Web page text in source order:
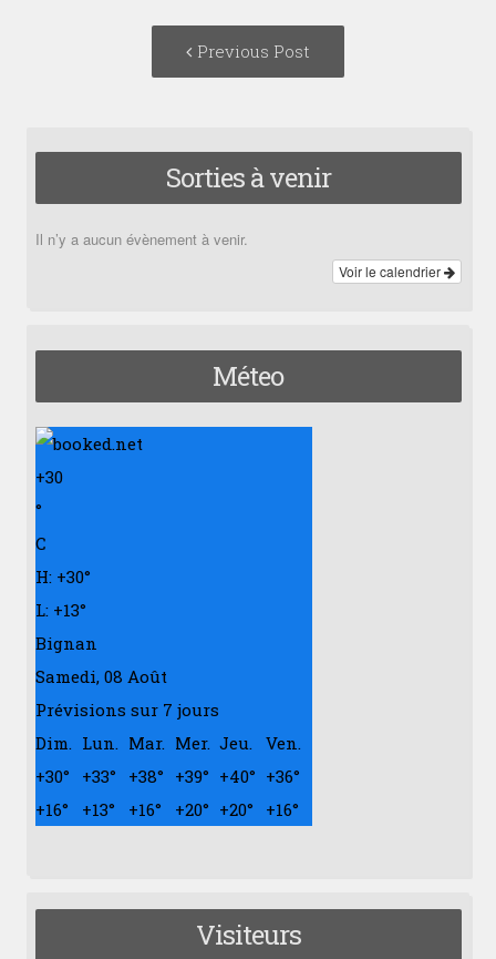
Previous Post
Sorties à venir
Il n’y a aucun évènement à venir.
Voir le calendrier
Méteo
+30
°
C
H: +30°
L: +13°
Bignan
Samedi, 08 Août
Prévisions sur 7 jours
Dim. Lun. Mar. Mer. Jeu.
Ven.
+30° +33° +38° +39° +40° +36°
+16° +13° +16° +20° +20° +16°
Visiteurs